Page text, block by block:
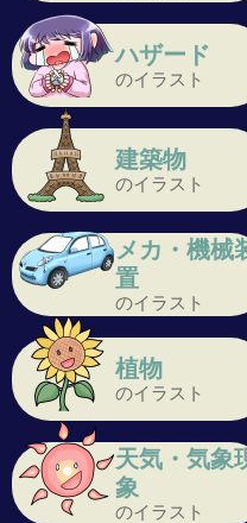
ハザード
のイラスト
建築物
のイラスト
メカ・機械
置
のイラスト
植物
のイラスト
天気・気象
象
のイラスト